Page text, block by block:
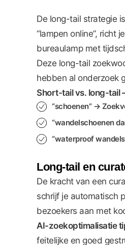
De long-tail strategie
“lampen online”, richt
bureaulamp met
Deze long-tail
hebben al onderzoek
Short-tail vs. long-tail
“schoenen” →
“wandelschoenen
“waterproof
Long-tail en
De kracht van een
schrijf je automatisch
bezoekers aan met
AI-zoekoptimalisatie
feitelijke en goed